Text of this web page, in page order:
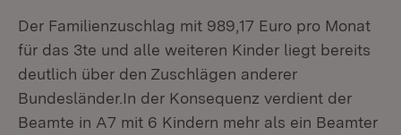
Der Familienzuschlag mit 989,17 Euro pro Monat
für das 3te und alle weiteren Kinder liegt bereits
deutlich über den Zuschlägen anderer
Bundesländer.In der Konsequenz verdient der
Beamte in A7 mit 6 Kindern mehr als ein Beamter